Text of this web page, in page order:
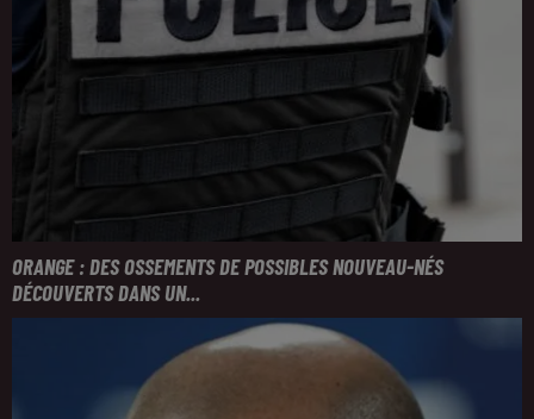
ORANGE : DES OSSEMENTS DE POSSIBLES NOUVEAU-NÉS
DÉCOUVERTS DANS UN...